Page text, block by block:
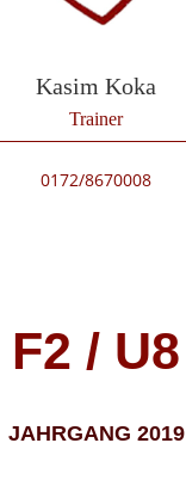
Kasim Koka
Trainer
0172/8670008
F2 / U8
JAHRGANG 2019